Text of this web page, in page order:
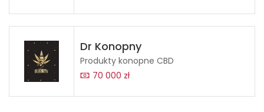
Dr Konopny
Produkty konopne CBD
70 000 zł